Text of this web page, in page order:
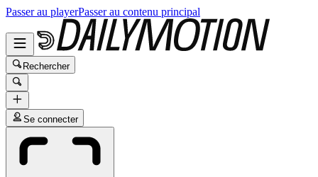
Passer au playerPasser au contenu principal
Rechercher
Se connecter